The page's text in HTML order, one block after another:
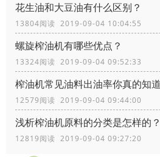
花生油和大豆油有什么区别？
13804阅读 2019-09-04 10:04:55
螺旋榨油机有哪些优点？
13324阅读 2019-09-04 09:52:33
榨油机常见油料出油率你真的知
12579阅读 2019-09-04 09:44:00
浅析榨油机原料的分类是怎样的？
12819阅读 2019-09-04 09:27:20